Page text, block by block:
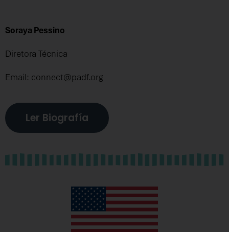
Soraya Pessino
Diretora Técnica
Email: connect@padf.org
Ler Biografía